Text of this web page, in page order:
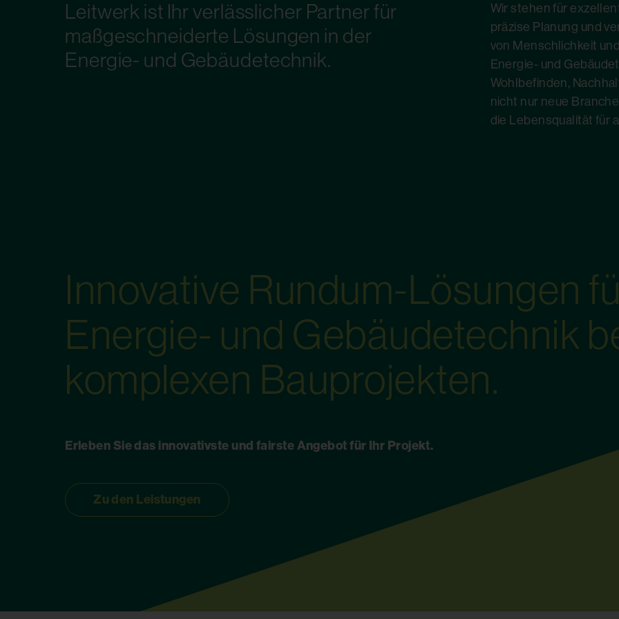
Leitwerk ist Ihr verlässlicher Partner für
maßgeschneiderte Lösungen in der
Energie- und Gebäudetechnik.
Wir stehen für
präzise Planung und
von Menschlichkeit
Energie- und
Wohlbefinden,
nicht nur neue
die Lebensqualität für
Innovative Rundum-Lösungen
Energie- und Gebäudetechnik
komplexen Bauprojekten.
Erleben Sie das innovativste und fairste Angebot für Ihr Projekt.
Zu den Leistungen